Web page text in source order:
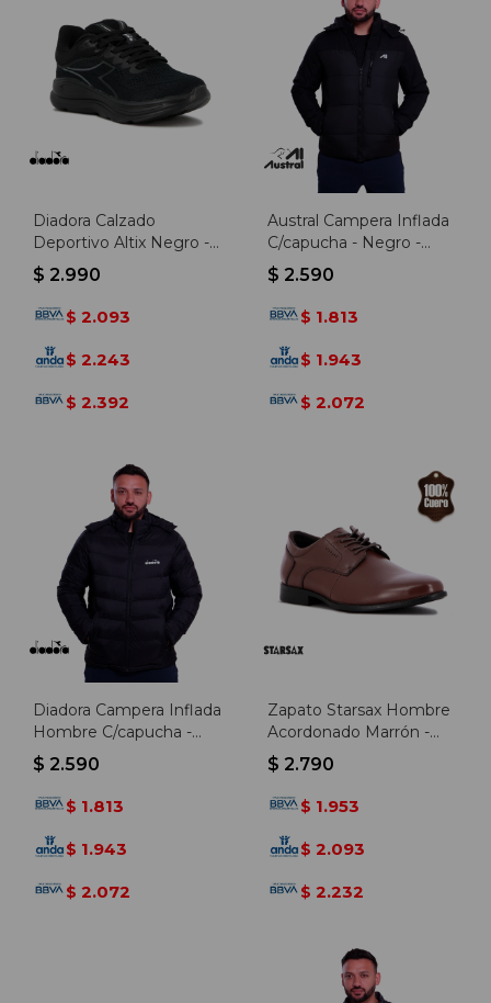
Diadora Calzado
Deportivo Altix Negro -
Hombre - Negro-negro
$ 2.990
$ 2.093
$ 2.243
$ 2.392
Austral Campera Inflada
C/capucha - Negro -
Negro
$ 2.590
$ 1.813
$ 1.943
$ 2.072
Diadora Campera Inflada
Hombre C/capucha -
Negro - Negro-negro
$ 2.590
$ 1.813
$ 1.943
$ 2.072
Zapato Starsax Hombre
Acordonado Marrón -
Marron
$ 2.790
$ 1.953
$ 2.093
$ 2.232